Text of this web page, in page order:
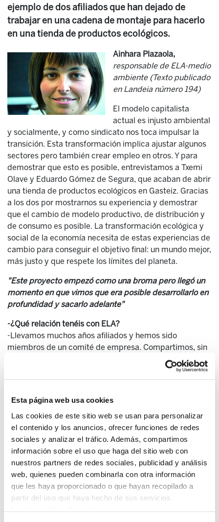
Esta página web usa cookies
Las cookies de este sitio web se usan para personalizar
el contenido y los anuncios, ofrecer funciones de redes
sociales y analizar el tráfico. Además, compartimos
información sobre el uso que haga del sitio web con
nuestros partners de redes sociales, publicidad y análisis
web, quienes pueden combinarla con otra información
que les haya proporcionado o que hayan recopilado a
partir del uso que haya hecho de sus servicios.
ejemplo de dos afiliados que han dejado de
trabajar en una cadena de montaje para hacerlo
en una tienda de productos ecológicos.
Ainhara Plazaola,
responsable de ELA-medio
ambiente (Texto publicado
en Landeia número 194)
El modelo capitalista
actual es injusto ambiental
y socialmente, y como sindicato nos toca impulsar la
transición. Esta transformación implica ajustar algunos
sectores pero también crear empleo en otros. Y para
demostrar que esto es posible, entrevistamos a Txemi
Olave y Eduardo Gómez de Segura, que acaban de abrir
una tienda de productos ecológicos en Gasteiz. Gracias
a los dos por mostrarnos su experiencia y demostrar
que el cambio de modelo productivo, de distribución y
de consumo es posible. La transformación ecológica y
social de la economía necesita de estas experiencias de
cambio para conseguir el objetivo final: un mundo mejor,
más justo y que respete los límites del planeta.
"Este proyecto empezó como una broma pero llegó un
momento en que vimos que era posible desarrollarlo en
profundidad y sacarlo adelante"
-¿Qué relación tenéis con ELA?
-Llevamos muchos años afiliados y hemos sido
miembros de un comité de empresa. Compartimos, sin
duda, la visión de ELA sobre el mundo. Aún siendo
autónomos seguimos afiliados y dispuestos a colaborar
con ELA en lo que podamos.
-Nuestro anterior trabajo en una cadena de montaje no
nos aportaba nada; más bien al revés. Este proyecto
empezó como una broma pero llegó un momento en
que vimos que era posible desarrollarlo en profundidad
y sacarlo adelante. Hemos trabajado durante meses en
el local y en casa para hacerlo realidad y aquí estamos.
Además de crear nuestro propio puesto de trabajo, con
Ekobazter, modestamente, creemos que tenemos